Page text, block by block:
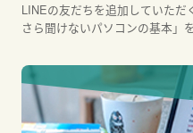
LINEの友だちを追加していただ
さら聞けないパソコンの基本」